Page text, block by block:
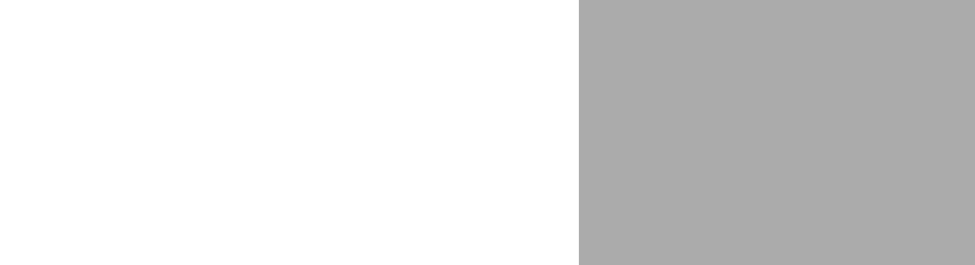
informations de contact dans les conditions d'utilisation du site.